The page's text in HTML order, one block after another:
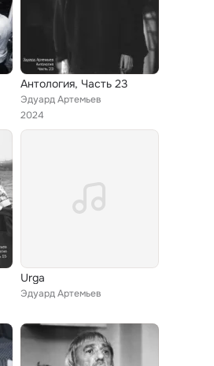
Антология, Часть 23
Эдуард Артемьев
2024
Urga
Эдуард Артемьев